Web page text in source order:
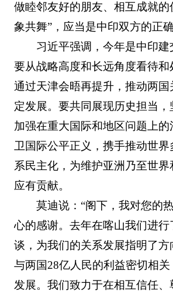
做睦邻友好的朋友、相互成就的
象共舞”，应当是中印双方的正确
习近平强调，今年是中印
要从战略高度和长远角度看待和
通过天津会晤再提升，推动两国
定发展。要共同展现历史担当，
加强在重大国际和地区问题上
卫国际公平正义，携手推动世
系民主化，为维护亚洲乃至世界
应有贡献。
莫迪说：“阁下，我对您的
心的感谢。去年在喀山我们进行
谈，为我们的关系发展指明了
与两国28亿人民的利益密切相
发展。我们致力于在相互信任